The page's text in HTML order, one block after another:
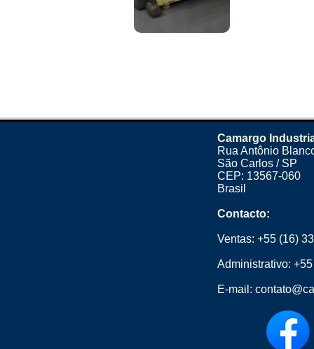
Camargo
Rua Antônio
São Carlos / SP
CEP: 13567-060
Brasil
Contacto:
Ventas: +55 (16)
Administrativo:
E-mail: